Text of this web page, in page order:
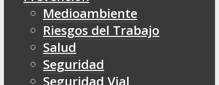
Medioambiente
Riesgos del Trabajo
Salud
Seguridad
Seguridad Vial